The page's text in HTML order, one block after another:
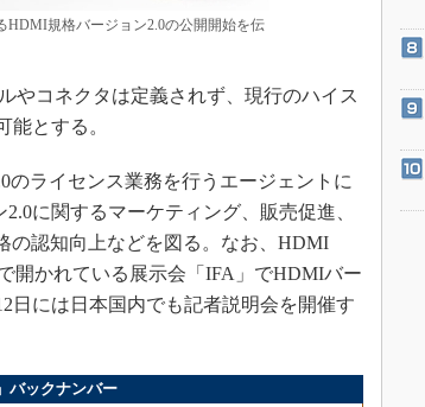
HDMI規格バージョン2.0の公開開始を伝
コネクタは定義されず、現行のハイス
能とする。
ライセンス業務を行うエージェントに
に関するマーケティング、販売促進、
の認知向上などを図る。なお、HDMI
開かれている展示会「IFA」でHDMIバー
日には日本国内でも記者説明会を開催す
バックナンバー